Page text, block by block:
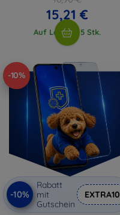
15,21 €
Auf Lager > 5 Stk.
-10%
-10%
Rabatt
mit
Gutschein
EXTRA10